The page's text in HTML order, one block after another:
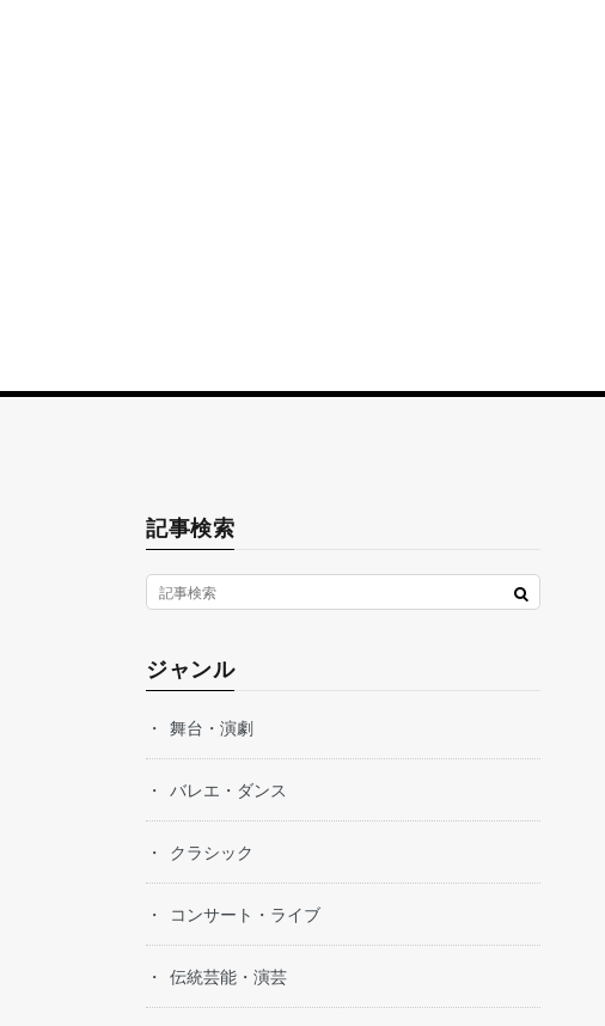
記事検索
ジャンル
舞台・演劇
バレエ・ダンス
クラシック
コンサート・ライブ
伝統芸能・演芸